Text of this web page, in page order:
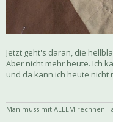
Jetzt geht's daran, die
Aber nicht mehr heute. Ich
und da kann ich heute nicht
Man muss mit ALLEM rechnen